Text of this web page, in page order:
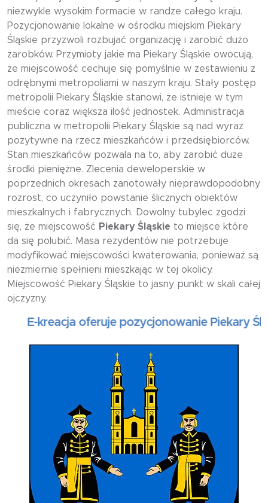
niezwykle wysokim formacie w randze całego kraju.
Pozycjonowanie lokalne w ośrodku miejskim Piekary
Śląskie przyzwoli rozbujać organizację i zarobić dużo
zarobków. Przymioty jakie ma Piekary Śląskie owocują,
że miejscowość cechuje się pomyślnie w zestawieniu z
odrębnymi metropoliami w naszym kraju. Stały postęp
metropolii Piekary Śląskie stanowi, że istnieje w tym
mieście coraz większa ilość jednostek. Administracja
publiczna w metropolii Piekary Śląskie są nad wyraz
pozytywne na rzecz mieszkańców i przedsiębiorców.
Stan mieszkańców pozwala na to, aby zarobić duże
środki pieniężne. Zlecenia deweloperskie w
poprzednich okresach zanotowały nieprawdopodobny
rozrost, co uczyniło powstanie ślicznych obiektów
mieszkalnych i fabrycznych. Dowolny tubylec zgodzi
się, że miejscowość Piekary Śląskie to miejsce które
da się polubić. Masa rezydentów nie potrzebuje
modyfikować miejscowości kwaterowania, ponieważ są
niezmiernie spełnieni mieszkając w tej okolicy.
Miejscowość Piekary Śląskie to jasny punkt w skali całej
ojczyzny.
E-kreacja oferuje pozycjonowanie Piekary Śląskie